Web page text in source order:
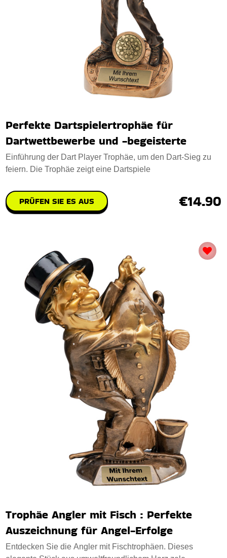
Perfekte Dartspielertrophäe für
Dartwettbewerbe und -begeisterte
Einführung der Dart Player Trophäe, um den Dart-Sieg zu
feiern. Die Trophäe zeigt eine Dartspiele
PRÜFEN SIE ES AUS €14.90
Trophäe Angler mit Fisch : Perfekte
Auszeichnung für Angel-Erfolge
Entdecken Sie die Angler mit Fischtrophäen. Dieses